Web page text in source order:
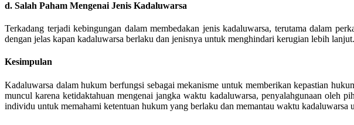
d. Salah Paham Mengenai Jenis Kadaluwarsa
Terkadang terjadi kebingungan dalam membedakan jenis kadaluwarsa, terutama dalam
dengan jelas kapan kadaluwarsa berlaku dan jenisnya untuk menghindari kerugian lebih lanjut.
Kesimpulan
Kadaluwarsa dalam hukum berfungsi sebagai mekanisme untuk memberikan kepastian
muncul karena ketidaktahuan mengenai jangka waktu kadaluwarsa, penyalahgunaan oleh
individu untuk memahami ketentuan hukum yang berlaku dan memantau waktu kadaluwarsa